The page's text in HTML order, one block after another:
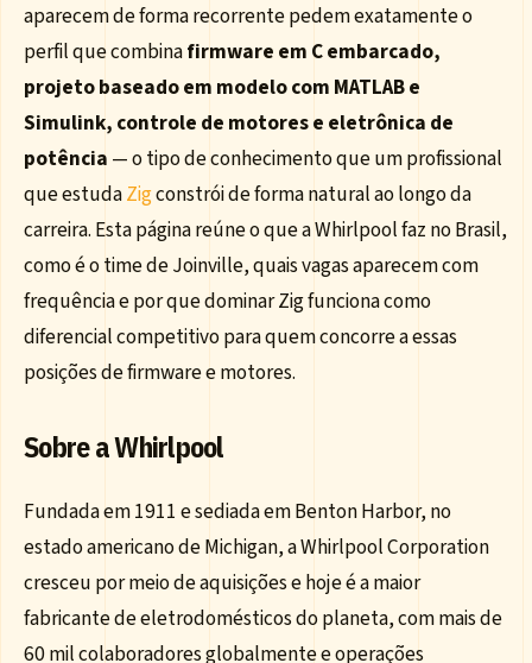
aparecem de forma recorrente pedem exatamente o
perfil que combinafirmware em C embarcado,
projeto baseado em modelo com MATLAB e
Simulink, controle de motores e eletrônica de
potência — o tipo de conhecimento que um profissional
que estudaZigconstrói de forma natural ao longo da
carreira. Esta página reúne o que a Whirlpool faz no Brasil,
como é o time de Joinville, quais vagas aparecem com
frequência e por que dominar Zig funciona como
diferencial competitivo para quem concorre a essas
posições de firmware e motores.
Sobre a Whirlpool
Fundada em 1911 e sediada em Benton Harbor, no
estado americano de Michigan, a Whirlpool Corporation
cresceu por meio de aquisições e hoje é a maior
fabricante de eletrodomésticos do planeta, com mais de
60 mil colaboradores globalmente e operações